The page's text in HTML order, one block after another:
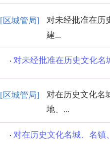
[区城管局]
对未经批准在历
建...
对未经批准在历史文化名
[区城管局]
对在历史文化名
地、...
对在历史文化名城、名镇